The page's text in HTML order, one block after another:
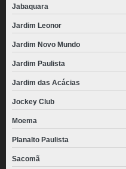
Jabaquara
Jardim Leonor
Jardim Novo Mundo
Jardim Paulista
Jardim das Acácias
Jockey Club
Moema
Planalto Paulista
Sacomã